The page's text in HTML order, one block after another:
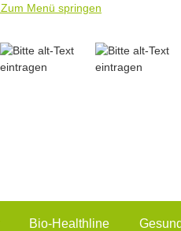
Zum Menü springen
Bio-Healthline